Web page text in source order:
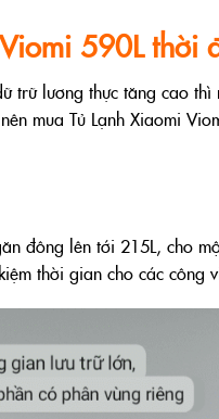
590L thời
trữ lương thực tăng cao
mua Tủ Lạnh Xiaomi
đông lên tới 215L, cho
thời gian cho các công